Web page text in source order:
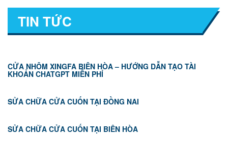
TIN TỨC
CỬA NHÔM XINGFA BIÊN HÒA – HƯỚNG DẪN TẠO TÀI
KHOẢN CHATGPT MIỄN PHÍ
SỬA CHỮA CỬA CUỐN TẠI ĐỒNG NAI
SỬA CHỮA CỬA CUỐN TẠI BIÊN HÒA